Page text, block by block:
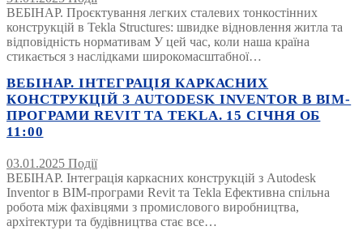
ВЕБІНАР. Проєктування легких сталевих тонкостінних
конструкцій в Tekla Structures: швидке відновлення житла та
відповідність нормативам У цей час, коли наша країна
стикається з наслідками широкомасштабної…
ВЕБІНАР. ІНТЕГРАЦІЯ КАРКАСНИХ
КОНСТРУКЦІЙ З AUTODESK INVENTOR В BIM-
ПРОГРАМИ REVIT ТА TEKLA. 15 СІЧНЯ ОБ
11:00
03.01.2025 Події
ВЕБІНАР. Інтеграція каркасних конструкцій з Autodesk
Inventor в BIM-програми Revit та Tekla Ефективна спільна
робота між фахівцями з промислового виробництва,
архітектури та будівництва стає все…